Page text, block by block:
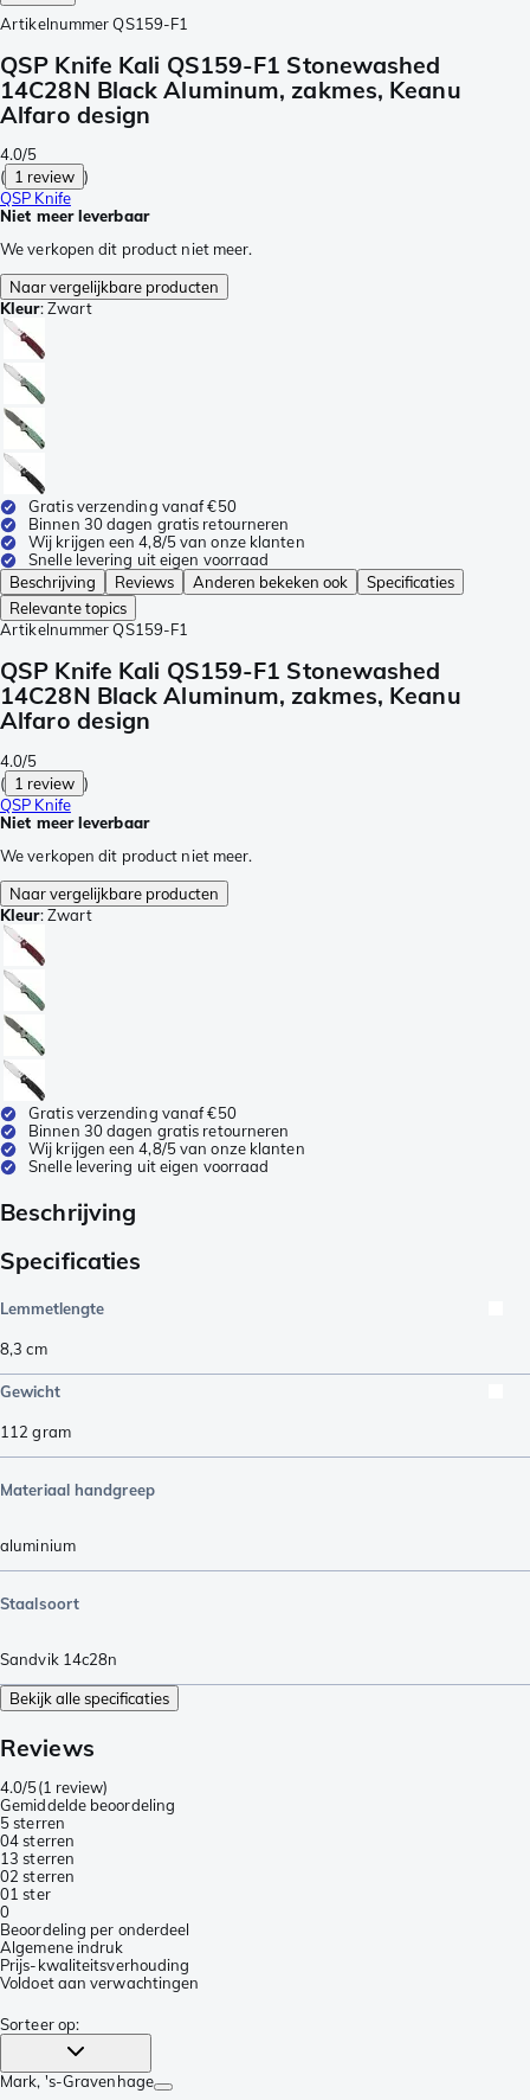
Artikelnummer QS159-F1
QSP Knife Kali QS159-F1 Stonewashed
14C28N Black Aluminum, zakmes, Keanu
Alfaro design
4.0/5
( 1 review )
QSP Knife
Niet meer leverbaar
We verkopen dit product niet meer.
Naar vergelijkbare producten
Kleur:Zwart
Gratis verzending vanaf €50
Binnen 30 dagen gratis retourneren
Wij krijgen een 4,8/5 van onze klanten
Snelle levering uit eigen voorraad
Beschrijving
Reviews Anderen bekeken ook
Specificaties
Relevante topics
Artikelnummer QS159-F1
QSP Knife Kali QS159-F1 Stonewashed
14C28N Black Aluminum, zakmes, Keanu
Alfaro design
4.0/5
( 1 review )
QSP Knife
Niet meer leverbaar
We verkopen dit product niet meer.
Naar vergelijkbare producten
Kleur:Zwart
Gratis verzending vanaf €50
Binnen 30 dagen gratis retourneren
Wij krijgen een 4,8/5 van onze klanten
Snelle levering uit eigen voorraad
Beschrijving
Specificaties
Lemmetlengte
8,3 cm
Gewicht
112 gram
Materiaal handgreep
aluminium
Staalsoort
Sandvik 14c28n
Bekijk alle specificaties
Reviews
4.0/5(1 review)
Gemiddelde beoordeling
5 sterren
04 sterren
13 sterren
02 sterren
01 ster
0
Beoordeling per onderdeel
Algemene indruk
Prijs-kwaliteitsverhouding
Voldoet aan verwachtingen
Sorteer op:
Mark, 's-Gravenhage